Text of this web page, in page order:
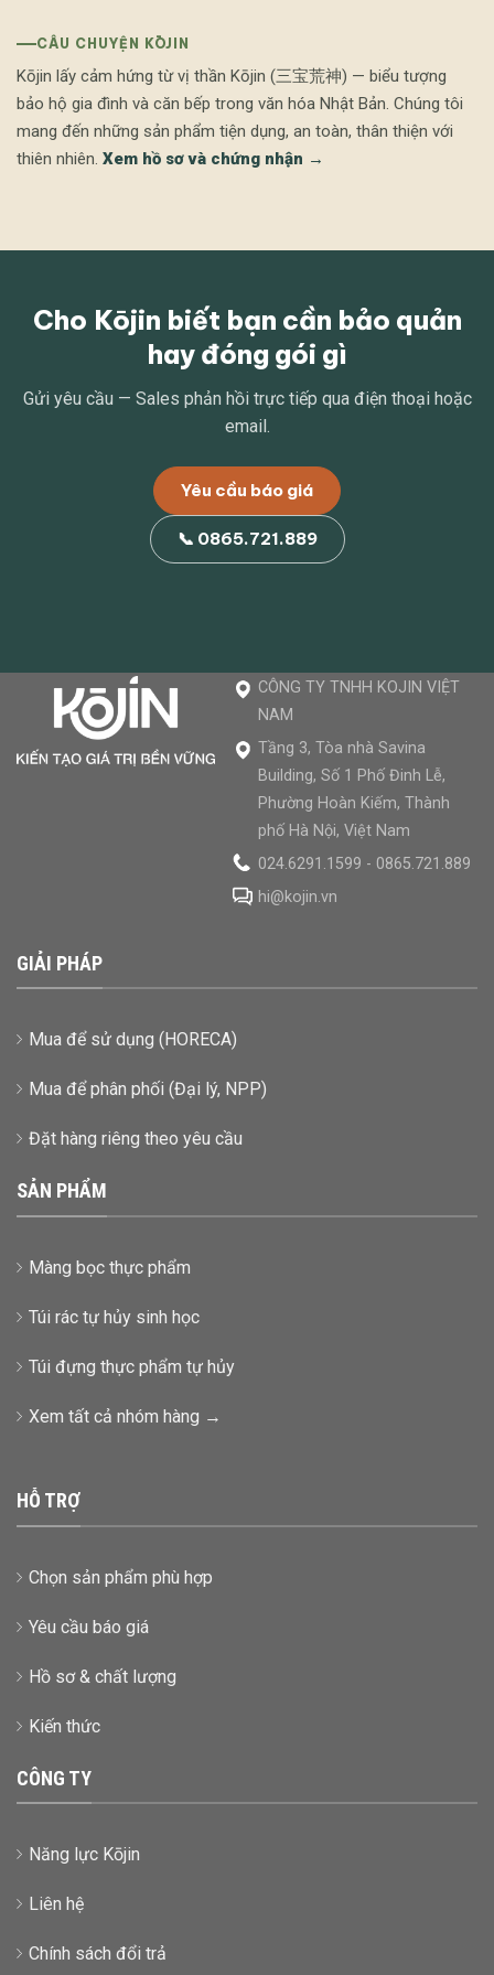
CÂU CHUYỆN KŌJIN
Kōjin lấy cảm hứng từ vị thần Kōjin (三宝荒神) — biểu tượng
bảo hộ gia đình và căn bếp trong văn hóa Nhật Bản. Chúng tôi
mang đến những sản phẩm tiện dụng, an toàn, thân thiện với
thiên nhiên. Xem hồ sơ và chứng nhận →
Cho Kōjin biết bạn cần bảo quản
hay đóng gói gì
Gửi yêu cầu — Sales phản hồi trực tiếp qua điện thoại hoặc
email.
Yêu cầu báo giá
📞 0865.721.889
CÔNG TY TNHH KOJIN VIỆT
NAM
Tầng 3, Tòa nhà Savina
Building, Số 1 Phố Đinh Lễ,
Phường Hoàn Kiếm, Thành
phố Hà Nội, Việt Nam
024.6291.1599 - 0865.721.889
hi@kojin.vn
GIẢI PHÁP
Mua để sử dụng (HORECA)
Mua để phân phối (Đại lý, NPP)
Đặt hàng riêng theo yêu cầu
SẢN PHẨM
Màng bọc thực phẩm
Túi rác tự hủy sinh học
Túi đựng thực phẩm tự hủy
Xem tất cả nhóm hàng →
HỖ TRỢ
Chọn sản phẩm phù hợp
Yêu cầu báo giá
Hồ sơ & chất lượng
Kiến thức
CÔNG TY
Năng lực Kōjin
Liên hệ
Chính sách đổi trả